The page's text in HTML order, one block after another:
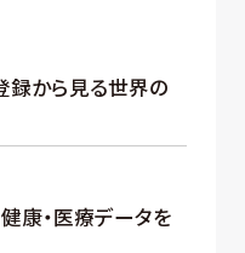
から見る世界の
康・医療データを